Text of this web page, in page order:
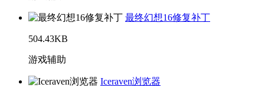
最终幻想16修复补丁
504.43KB
游戏辅助
Iceraven浏览器